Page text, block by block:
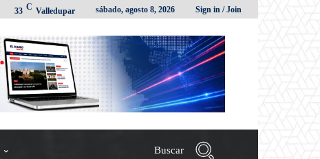
33 C Valledupar sábado, agosto 8, 2026 Sign in / Join
Buscar